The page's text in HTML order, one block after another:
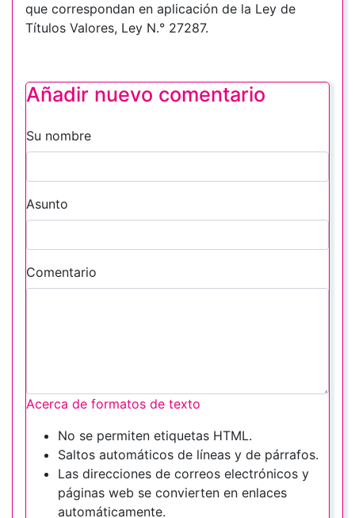
que correspondan en aplicación de la Ley de
Títulos Valores, Ley N.° 27287.
Añadir nuevo comentario
Su nombre
Asunto
Comentario
Acerca de formatos de texto
No se permiten etiquetas HTML.
Saltos automáticos de líneas y de párrafos.
Las direcciones de correos electrónicos y
páginas web se convierten en enlaces
automáticamente.